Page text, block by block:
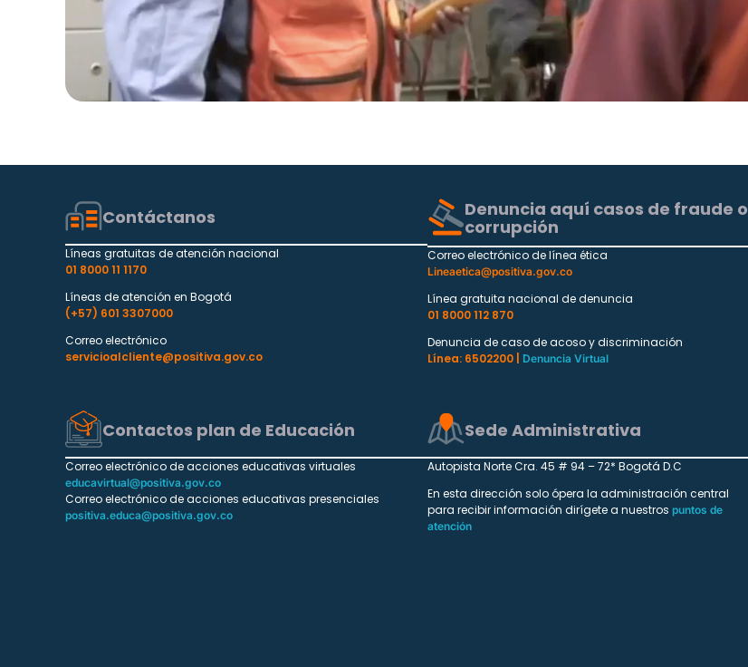
Contáctanos
Líneas gratuitas de atención nacional
01 8000 11 1170
Líneas de atención en Bogotá
(+57) 601 3307000
Correo electrónico
servicioalcliente@positiva.gov.co
Denuncia aquí casos de fraude o
corrupción
Correo electrónico de línea ética
Lineaetica@positiva.gov.co
Línea gratuita nacional de denuncia
01 8000 112 870
Denuncia de caso de acoso y discriminación
Línea: 6502200 |
Denuncia Virtual
Contactos plan de Educación
Correo electrónico de acciones educativas virtuales
educavirtual@positiva.gov.co
Correo electrónico de acciones educativas presenciales
positiva.educa@positiva.gov.co
Sede Administrativa
Autopista Norte Cra. 45 # 94 – 72* Bogotá D.C
En esta dirección solo ópera la administración central
para recibir información dirígete a nuestros puntos de
atención